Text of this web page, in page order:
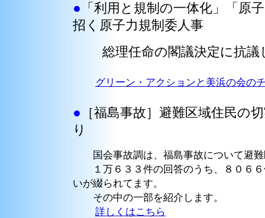
● 「利用と規制の一体化」「原
招く原子力規制委人事
総理任命の閣議決定に抗議
グリーン・アクションと美浜の会
● ［福島事故］避難区域住民
り
国会事故調は、福島事故について避難
１万６３３件の回答のうち、８０６６
いが綴られてます。
その中の一部を紹介します。
詳しくはこちら